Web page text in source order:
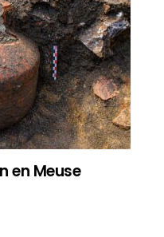
en Meuse